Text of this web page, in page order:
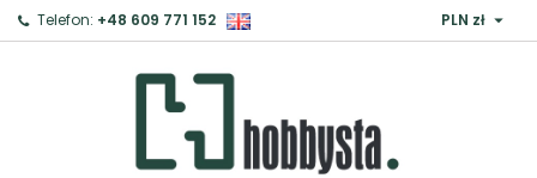
Telefon: +48 609 771 152 PLN zł 